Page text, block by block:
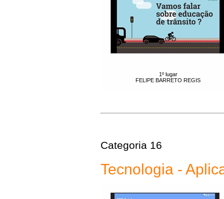
1º lugar
FELIPE BARRETO REGIS
Categoria 16
Tecnologia -